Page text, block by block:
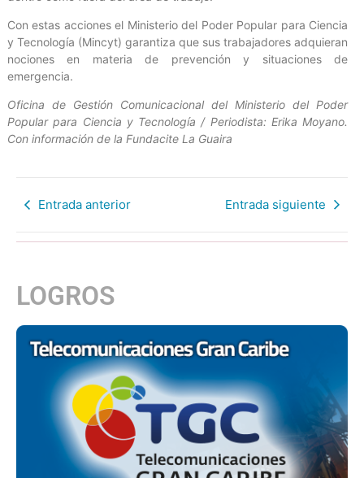
Con estas acciones el Ministerio del Poder Popular para Ciencia
y Tecnología (Mincyt) garantiza que sus trabajadores adquieran
nociones en materia de prevención y situaciones de
emergencia.
Oficina de Gestión Comunicacional del Ministerio del Poder
Popular para Ciencia y Tecnología / Periodista: Erika Moyano.
Con información de la Fundacite La Guaira
Entrada anterior Entrada siguiente
LOGROS